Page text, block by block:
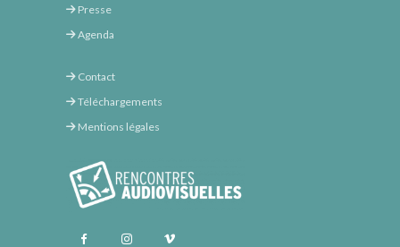
Presse
Agenda
Contact
Téléchargements
Mentions légales